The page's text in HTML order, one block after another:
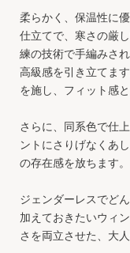
柔らかく、保温性に
仕立てで、寒さの厳
練の技術で手編みさ
高級感を引き立てま
を施し、フィット感
さらに、同系色で仕
ントにさりげなくあ
の存在感を放ちます。
ジェンダーレスでど
加えておきたいウィ
さを両立させた、大